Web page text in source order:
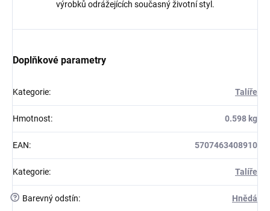
výrobků odrážejících současný životní styl.
Doplňkové parametry
Kategorie: Talíře
Hmotnost: 0.598 kg
EAN: 5707463408910
Kategorie: Talíře
? Barevný odstín: Hnědá